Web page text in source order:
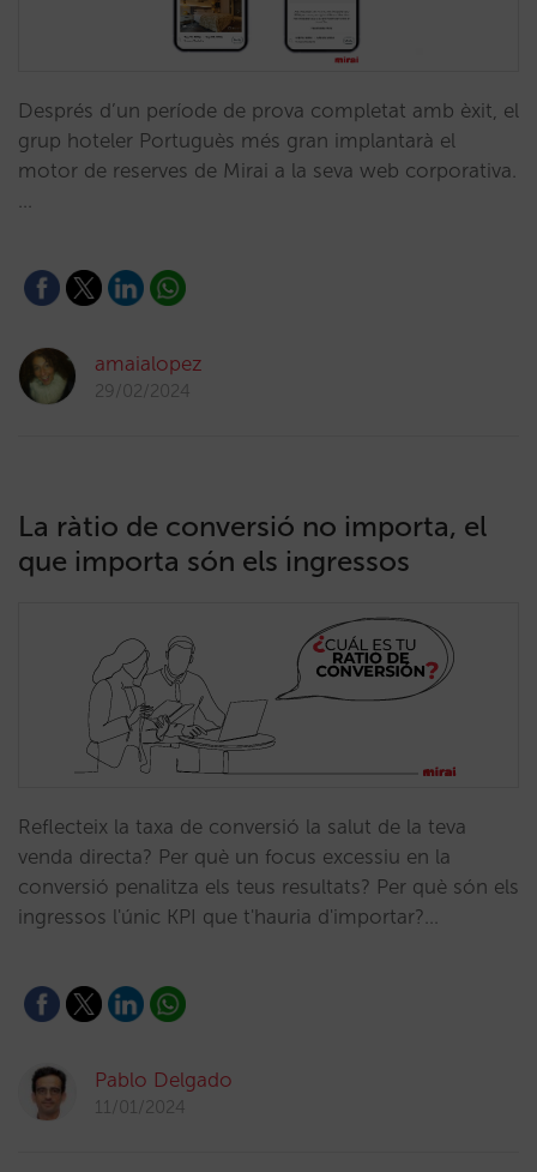
Després d’un període de prova completat amb èxit, el
grup hoteler Portuguès més gran implantarà el
motor de reserves de Mirai a la seva web corporativa.
…
amaialopez
29/02/2024
La ràtio de conversió no importa, el
que importa són els ingressos
Reflecteix la taxa de conversió la salut de la teva
venda directa? Per què un focus excessiu en la
conversió penalitza els teus resultats? Per què són els
ingressos l'únic KPI que t'hauria d'importar?…
Pablo Delgado
11/01/2024